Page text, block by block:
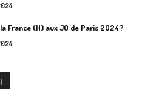
France (H) aux JO de Paris 2024?